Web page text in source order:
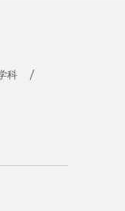
科